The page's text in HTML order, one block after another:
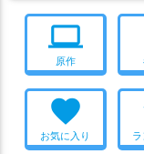
computer
原作
favorite
お気に入り